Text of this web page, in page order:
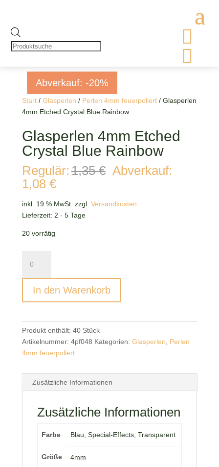
search


Start/ Glasperlen / Perlen 4mm feuerpoliert/ Glasperlen
4mm Etched Crystal Blue Rainbow
Abverkauf: -20%
Glasperlen 4mm Etched
Crystal Blue Rainbow
Regulär: 1,35€ Ursprünglicher
1,35 €
Abverkauf:
1,08 €Aktueller
ist:
1,08 €.
inkl. 19 % MwSt. zzgl. Versandkosten
Lieferzeit: 2 - 5 Tage
20 vorrätig
4mm
Etched
Crystal
Blue
Menge
In den Warenkorb
Produkt enthält: 40 Stück
Artikelnummer: 4pf048 Kategorien: Glasperlen, Perlen
4mm feuerpoliert
Zusätzliche Informationen
Zusätzliche Informationen
Farbe Blau, Special-Effects, Transparent
Größe 4mm
Abverkauf: -20%
Abverkauf: -20%
Abverkauf: -20%